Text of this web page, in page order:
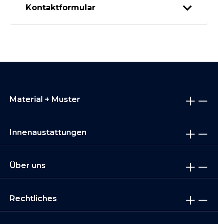
Kontaktformular
Material + Muster
Innenaustattungen
Über uns
Rechtliches